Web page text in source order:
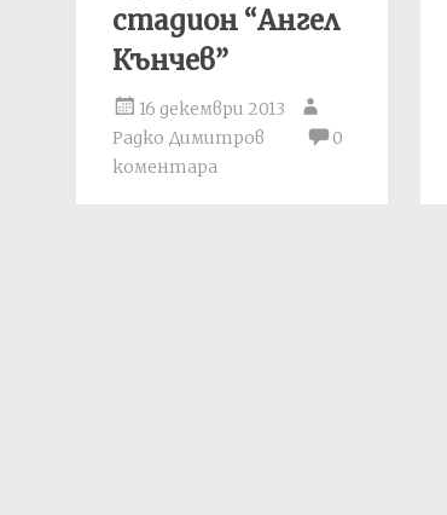
стадион “Ангел
Кънчев”
16 декември 2013
Радко Димитров
0
коментара